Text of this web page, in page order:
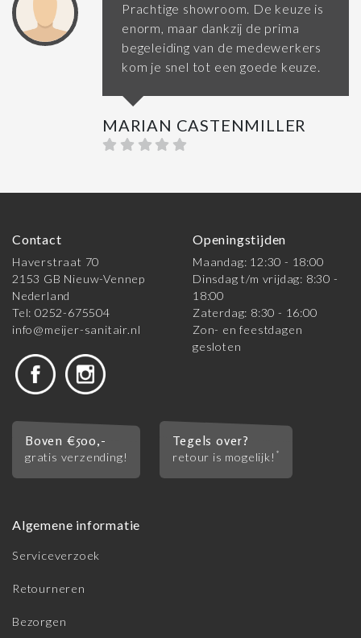
Prachtige showroom. De keuze is
enorm, maar dankzij de prima
begeleiding van de medewerkers
kom je snel tot een goede keuze.
MARIAN CASTENMILLER
Contact
Haverstraat 70
2153 GB Nieuw-Vennep
Nederland
Tel: 0252-675504
info@meijer-sanitair.nl
Openingstijden
Maandag: 12:30 - 18:00
Dinsdag t/m vrijdag: 8:30 -
18:00
Zaterdag: 8:30 - 16:00
Zon- en feestdagen
gesloten
Boven €500,-
gratis verzending!
Tegels over?
retour is mogelijk! *
Algemene informatie
Serviceverzoek
Retourneren
Bezorgen